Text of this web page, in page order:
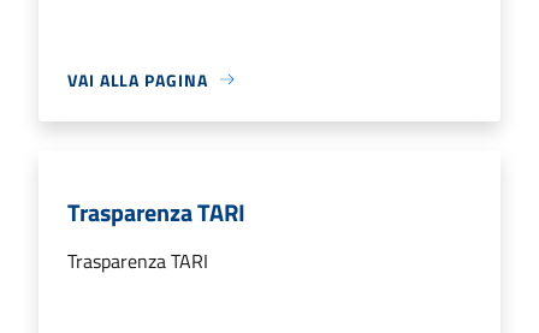
VAI ALLA PAGINA
Trasparenza TARI
Trasparenza TARI